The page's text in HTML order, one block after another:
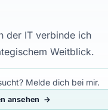
der IT verbinde ich
Weitblick.
Melde dich bei mir.
ansehen